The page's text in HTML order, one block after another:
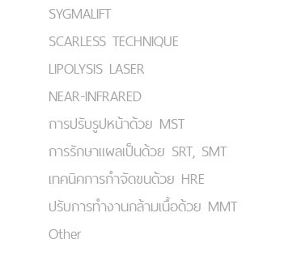
SYGMALIFT
SCARLESS TECHNIQUE
LIPOLYSIS LASER
NEAR-INFRARED
การปรับรูปหน้าด้วย MST
การรักษาแผลเป็นด้วย SRT, SMT
เทคนิคการกำจัดขนด้วย HRE
ปรับการทำงานกล้ามเนื้อด้วย MMT
Other